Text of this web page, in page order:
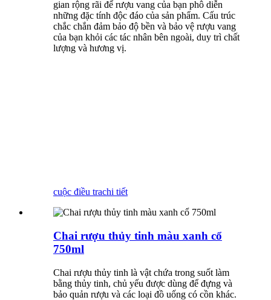
gian rộng rãi để rượu vang của bạn phô diễn
những đặc tính độc đáo của sản phẩm. Cấu trúc
chắc chắn đảm bảo độ bền và bảo vệ rượu vang
của bạn khỏi các tác nhân bên ngoài, duy trì chất
lượng và hương vị.
cuộc điều trachi tiết
Chai rượu thủy tinh màu xanh cổ
750ml
Chai rượu thủy tinh là vật chứa trong suốt làm
bằng thủy tinh, chủ yếu được dùng để đựng và
bảo quản rượu và các loại đồ uống có cồn khác.